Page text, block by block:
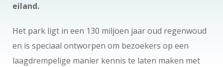
eiland.
Het park ligt in een 130 miljoen jaar oud regenwoud
en is speciaal ontworpen om bezoekers op een
laagdrempelige manier kennis te laten maken met